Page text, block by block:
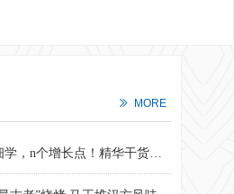
ꅀ MORE
以赛促创 筑梦青春——第十三届湖南省大学生电子商务大赛落幕
2026电商年度经营计划如何从共识到落地？这场训练营给出了破局答案！
从24小时88898台到1小时289000台：小米爆品战略背后的用户经营逻辑
第27期电商增长实战训练营圆满结束，解锁AI全链路降本增效密码
我会携企业发布合规倡议 助力中部六省省会城市共织网络交易“协同监管网”
优品直达香港 解锁小红书「店铺运营X笔记经营X直播转化」三频共振密码，电商增长实战训练营第22期圆满结束从内容到流量：AI如何助力电商精准营销？现场实战干货来啦！
孵化湖湘青年创业梦想！第十二届湖南省大学生电子商务大赛圆满收官！
从“经验主义”到“精准识人”​，用MBTI解码电商人才管理新范式
「增长方程式」速速get！ 企业动力不足？人才持续流失？《科学分钱》课程现场笔记来啦！
破局同质化竞争，探索增长新路径——电商增长实战训练营第21期圆满结束
穿越旧时光，共赴8090之约丨“拾光为伍 预见未来”第十五周年庆典暨2025年长沙电商年会圆满落幕